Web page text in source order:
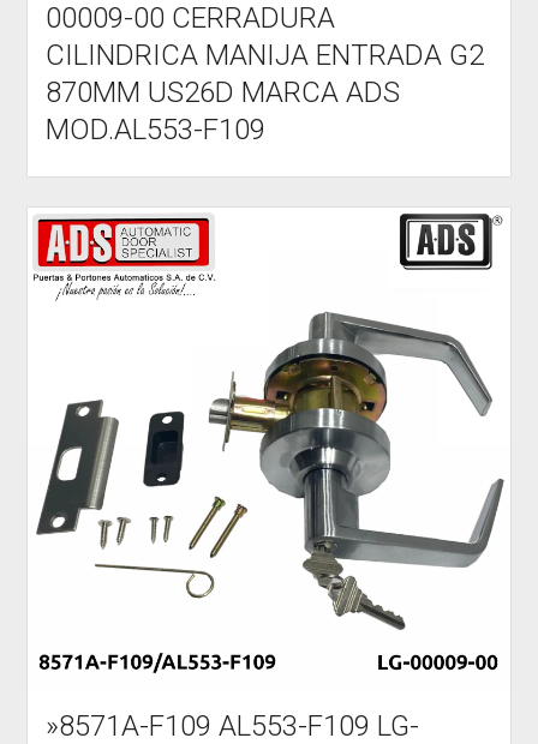
00009-00 CERRADURA
CILINDRICA MANIJA ENTRADA G2
870MM US26D MARCA ADS
MOD.AL553-F109
»8571A-F109 AL553-F109 LG-